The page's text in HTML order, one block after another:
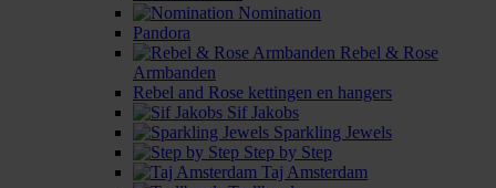
Nomination
Pandora
Rebel & Rose
Armbanden
Rebel and Rose kettingen en hangers
Sif Jakobs
Sparkling Jewels
Step by Step
Taj Amsterdam